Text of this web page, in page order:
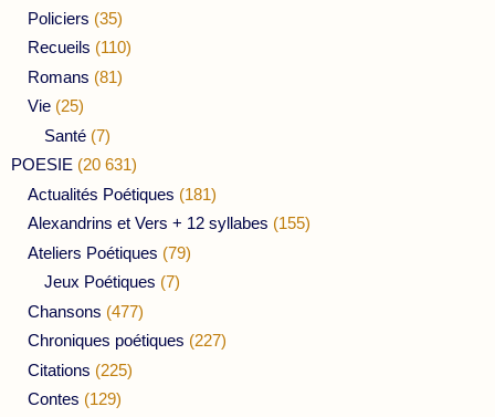
Policiers (35)
Recueils (110)
Romans (81)
Vie (25)
Santé (7)
POESIE (20 631)
Actualités Poétiques (181)
Alexandrins et Vers + 12 syllabes (155)
Ateliers Poétiques (79)
Jeux Poétiques (7)
Chansons (477)
Chroniques poétiques (227)
Citations (225)
Contes (129)